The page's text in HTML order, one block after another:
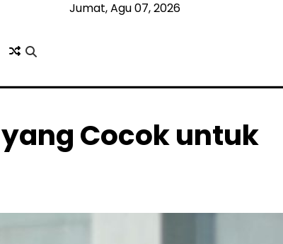
Jumat, Agu 07, 2026
Cocok untuk